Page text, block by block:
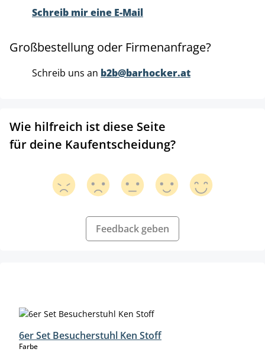
Schreib mir eine E-Mail
Großbestellung oder Firmenanfrage?
Schreib uns an b2b@barhocker.at
Wie hilfreich ist diese Seite
für deine Kaufentscheidung?
Feedback geben
6er Set Besucherstuhl Ken Stoff
Farbeauswählen